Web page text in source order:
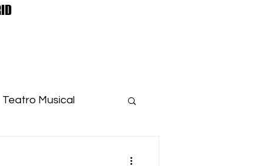
Teatro Musical